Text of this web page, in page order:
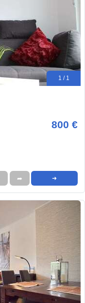
1 / 1
800 €
➦ ➜